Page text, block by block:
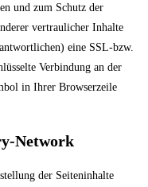
und zum Schutz der
vertraulicher Inhalte
eine SSL-bzw.
Verbindung an der
in Ihrer Browserzeile
Network
der Seiteninhalte